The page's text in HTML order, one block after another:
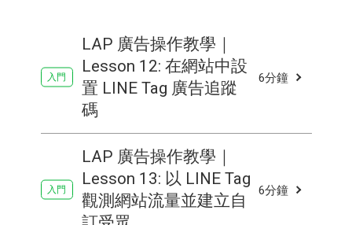
LAP 廣告操作教學｜
Lesson 12: 在網站中設
置 LINE Tag 廣告追蹤
碼
6分鐘
LAP 廣告操作教學｜
Lesson 13: 以 LINE Tag
觀測網站流量並建立自
6分鐘